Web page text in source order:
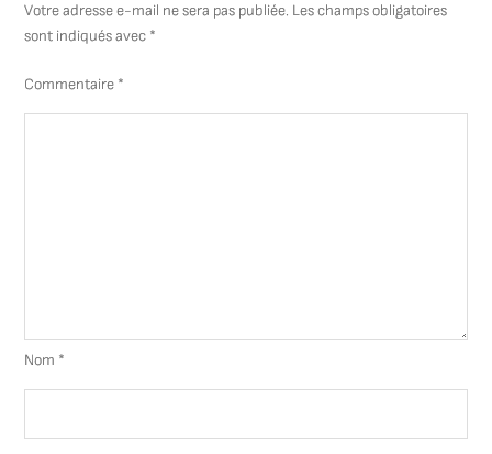
Votre adresse e-mail ne sera pas publiée. Les champs obligatoires
sont indiqués avec *
Commentaire *
Nom *